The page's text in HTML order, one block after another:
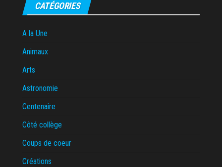
CATÉGORIES
A la Une
Animaux
Arts
Astronomie
Centenaire
Côté collège
Coups de coeur
Créations